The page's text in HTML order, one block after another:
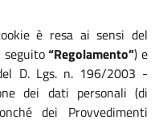
è resa ai sensi del
seguito“Regolamento”) e
D. Lgs. n. 196/2003 -
dei dati personali (di
dei Provvedimenti